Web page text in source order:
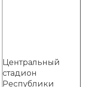
Центральный
стадион
Республики